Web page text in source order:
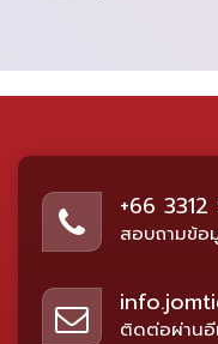
+66
สอบถามข้อ
ติดต่อผ่านอี